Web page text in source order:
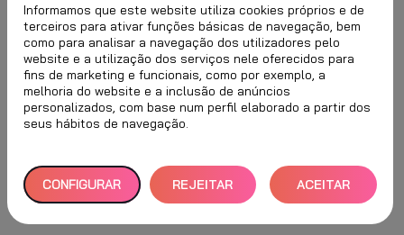
Informamos que este website utiliza cookies próprios e de
terceiros para ativar funções básicas de navegação, bem
como para analisar a navegação dos utilizadores pelo
website e a utilização dos serviços nele oferecidos para
fins de marketing e funcionais, como por exemplo, a
melhoria do website e a inclusão de anúncios
personalizados, com base num perfil elaborado a partir dos
seus hábitos de navegação.
CONFIGURAR REJEITAR
TUDO
ACEITAR
TODOS